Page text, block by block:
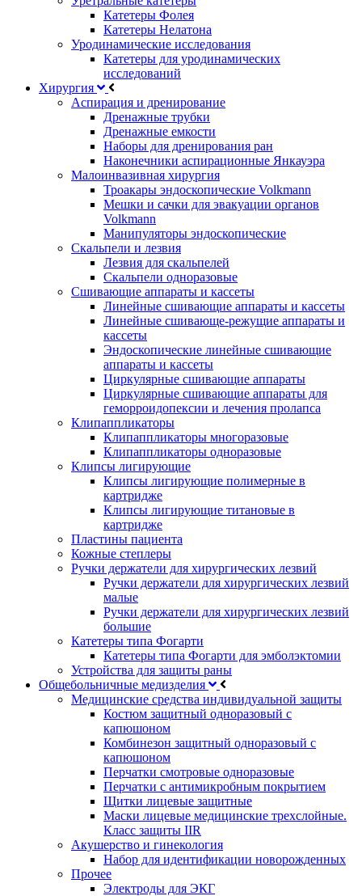
Катетеры Фолея
Катетеры Нелатона
Уродинамические исследования
Катетеры для уродинамических
исследований
Хирургия
Аспирация и дренирование
Дренажные трубки
Дренажные емкости
Наборы для дренирования ран
Наконечники аспирационные Янкауэра
Малоинвазивная хирургия
Троакары эндоскопические Volkmann
Мешки и сачки для эвакуации органов
Volkmann
Манипуляторы эндоскопические
Скальпели и лезвия
Лезвия для скальпелей
Скальпели одноразовые
Сшивающие аппараты и кассеты
Линейные сшивающие аппараты и кассеты
Линейные сшивающе-режущие аппараты и
кассеты
Эндоскопические линейные сшивающие
аппараты и кассеты
Циркулярные сшивающие аппараты
Циркулярные сшивающие аппараты для
геморроидопексии и лечения пролапса
Клипаппликаторы
Клипаппликаторы многоразовые
Клипаппликаторы одноразовые
Клипсы лигирующие
Клипсы лигирующие полимерные в
картридже
Клипсы лигирующие титановые в
картридже
Пластины пациента
Кожные степлеры
Ручки держатели для хирургических лезвий
Ручки держатели для хирургических лезвий
малые
Ручки держатели для хирургических лезвий
большие
Катетеры типа Фогарти
Катетеры типа Фогарти для эмболэктомии
Устройства для защиты раны
Общебольничные медизделия
Медицинские средства индивидуальной защиты
Костюм защитный одноразовый с
капюшоном
Комбинезон защитный одноразовый с
капюшоном
Перчатки смотровые одноразовые
Перчатки с антимикробным покрытием
Щитки лицевые защитные
Маски лицевые медицинские трехслойные.
Класс защиты IIR
Акушерство и гинекология
Набор для идентификации новорожденных
Прочее
Электроды для ЭКГ